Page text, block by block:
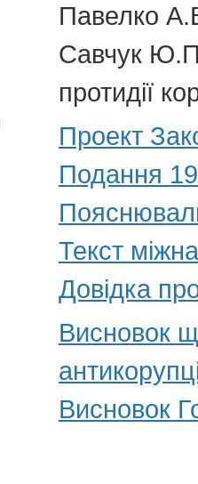
Павелко
Савчук Ю.П.
протидії
Проект
Подання
Текст
Довідка
Висновок
Висновок